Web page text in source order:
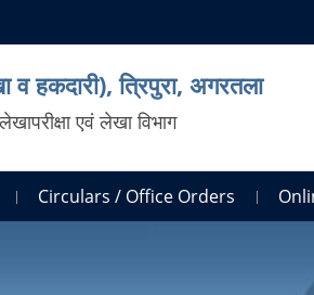
व हकदारी), त्रिपुरा, अगरतला
एवं लेखा विभाग
Circulars / Office Orders